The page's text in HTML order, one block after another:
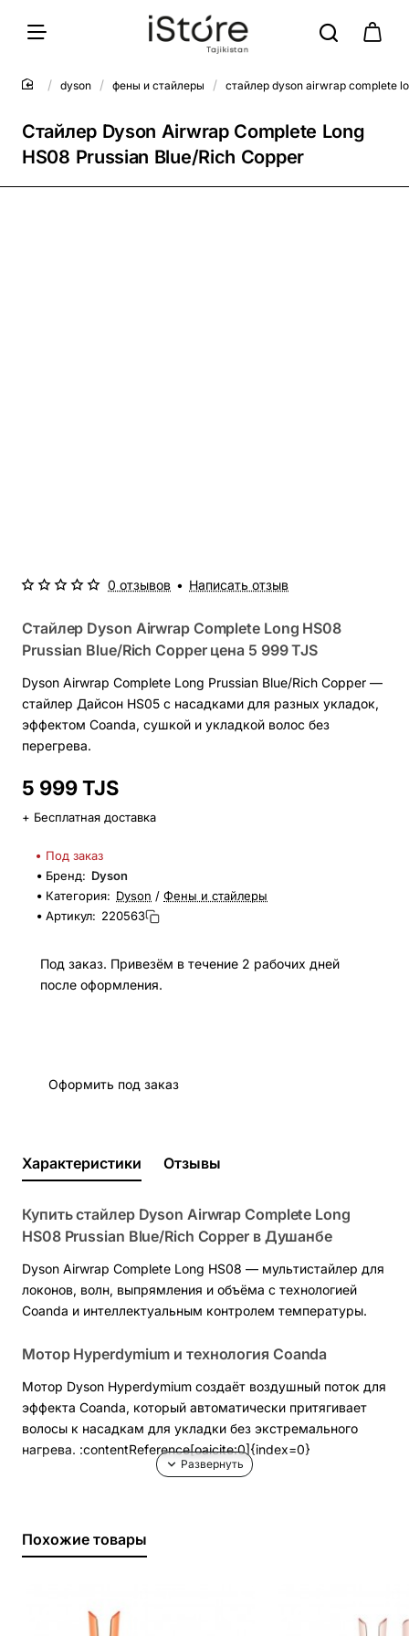
Стайлер Dyson Airwrap Complete Long
HS08 Prussian Blue/Rich Copper
dyson фены и стайлеры стайлер dyson airwrap complete
Стайлер Dyson Airwrap Complete Long HS08
Prussian Blue/Rich Copper цена 5 999 TJS
Dyson Airwrap Complete Long Prussian Blue/Rich Copper —
стайлер Дайсон HS05 с насадками для разных укладок,
эффектом Coanda, сушкой и укладкой волос без
перегрева.
Под заказ. Привезём в течение 2 рабочих дней
после оформления.
0 отзывов • Написать отзыв
+ Бесплатная доставка
5 999 TJS
Под заказ
Бренд: Dyson
Категория: Dyson / Фены и стайлеры
Артикул: 220563
Оформить под заказ
Характеристики Отзывы
Купить стайлер Dyson Airwrap Complete Long
HS08 Prussian Blue/Rich Copper в Душанбе
Dyson Airwrap Complete Long HS08 — мультистайлер для
локонов, волн, выпрямления и объёма с технологией
Coanda и интеллектуальным контролем температуры.
Мотор Hyperdymium и технология Coanda
Мотор Dyson Hyperdymium создаёт воздушный поток для
эффекта Coanda, который автоматически притягивает
волосы к насадкам для укладки без экстремального
нагрева. :contentReference[oaicite:0]{index=0}
локонов
круглая щётка для объёма
насадка для предварительной сушки волос
Похожие товары